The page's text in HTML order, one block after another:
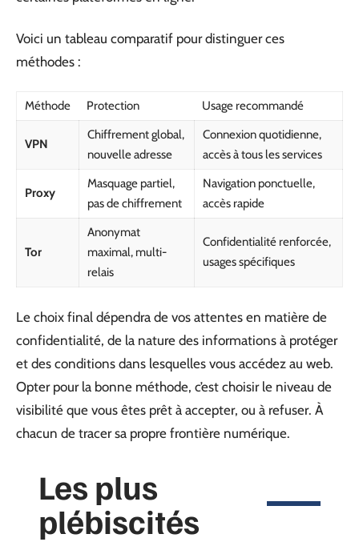
Voici un tableau comparatif pour distinguer ces
méthodes :
Méthode Protection Usage recommandé
VPN
Chiffrement global,
nouvelle adresse
Connexion quotidienne,
accès à tous les services
Proxy
Masquage partiel,
pas de chiffrement
Navigation ponctuelle,
accès rapide
Tor
Anonymat
maximal, multi-
relais
Confidentialité renforcée,
usages spécifiques
Le choix final dépendra de vos attentes en matière de
confidentialité, de la nature des informations à protéger
et des conditions dans lesquelles vous accédez au web.
Opter pour la bonne méthode, c’est choisir le niveau de
visibilité que vous êtes prêt à accepter, ou à refuser. À
chacun de tracer sa propre frontière numérique.
Les plus
plébiscités